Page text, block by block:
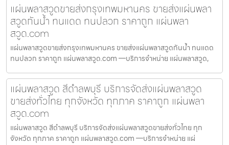
แผ่นพลาสวูดขายส่งกรุงเทพมหานคร ขายส่งแผ่นพลา
สวูดกันน้ำ ทนแดด ทนปลวก ราคาถูก แผ่นพลา
สวูด.com
แผ่นพลาสวูดขายส่งกรุงเทพมหานคร ขายส่งแผ่นพลาสวูดกันน้ำ ทนแดด
ทนปลวก ราคาถูก แผ่นพลาสวูด.com —บริการจำหน่าย แผ่นพลาสวูด,
แผ่นพลาสวูด สีดำลพบุรี บริการจัดส่งแผ่นพลาสวูด
ขายส่งทั่วไทย ทุกจังหวัด ทุกภาค ราคาถูก แผ่นพลา
สวูด.com
แผ่นพลาสวูด สีดำลพบุรี บริการจัดส่งแผ่นพลาสวูดขายส่งทั่วไทย ทุก
จังหวัด ทุกภาค ราคาถูก แผ่นพลาสวูด.com —บริการจำหน่าย แผ่